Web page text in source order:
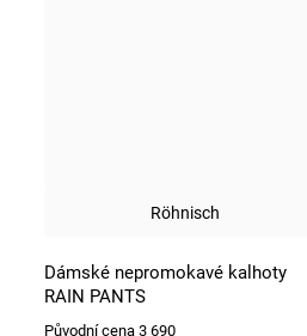
Röhnisch
Dámské nepromokavé kalhoty
RAIN PANTS
Původní cena 3 690